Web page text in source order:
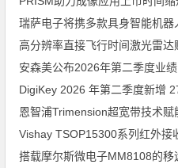
安森美公布2026年第二季度业绩